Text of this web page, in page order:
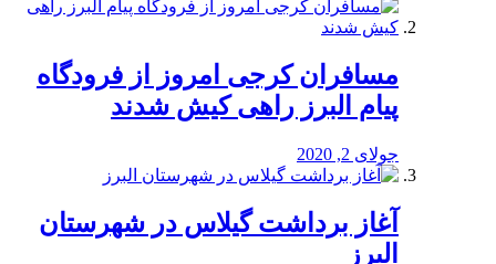
مسافران کرجی امروز از فرودگاه
پیام البرز راهی کیش شدند
جولای 2, 2020
آغاز برداشت گیلاس در شهرستان
البرز